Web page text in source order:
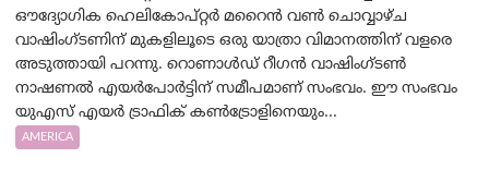
ഔദ്യോഗിക ഹെലികോപ്റ്റർ മറൈൻ വൺ ചൊവ്വാഴ്ച
വാഷിംഗ്ടണിന് മുകളിലൂടെ ഒരു യാത്രാ വിമാനത്തിന് വളരെ
അടുത്തായി പറന്നു. റൊണാൾഡ് റീഗൻ വാഷിംഗ്ടൺ
നാഷണൽ എയർപോർട്ടിന് സമീപമാണ് സംഭവം. ഈ സംഭവം
യുഎസ് എയർ ട്രാഫിക് കൺട്രോളിനെയും...
AMERICA